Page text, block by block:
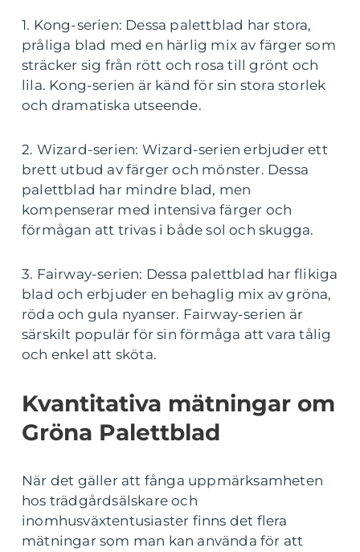
1. Kong-serien: Dessa palettblad har stora,
pråliga blad med en härlig mix av färger som
sträcker sig från rött och rosa till grönt och
lila. Kong-serien är känd för sin stora storlek
och dramatiska utseende.
2. Wizard-serien: Wizard-serien erbjuder ett
brett utbud av färger och mönster. Dessa
palettblad har mindre blad, men
kompenserar med intensiva färger och
förmågan att trivas i både sol och skugga.
3. Fairway-serien: Dessa palettblad har flikiga
blad och erbjuder en behaglig mix av gröna,
röda och gula nyanser. Fairway-serien är
särskilt populär för sin förmåga att vara tålig
och enkel att sköta.
Kvantitativa mätningar om
Gröna Palettblad
När det gäller att fånga uppmärksamheten
hos trädgårdsälskare och
inomhusväxtentusiaster finns det flera
mätningar som man kan använda för att